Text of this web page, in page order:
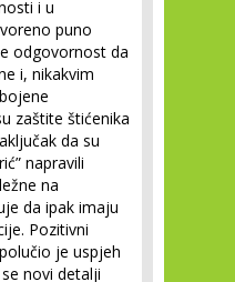
i u
puno
odgovornost da
i, nikakvim
zaštite štićenika
da su
napravili
na
da ipak imaju
Pozitivni
je uspjeh
novi detalji